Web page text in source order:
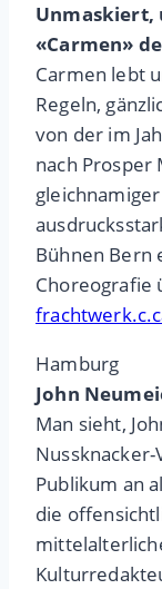
Unmaskiert,
«Carmen»
Carmen lebt
Regeln,
von der im
nach Prosper
Bühnen Bern
Choreografie
Hamburg
John
Man sieht,
Publikum an
die